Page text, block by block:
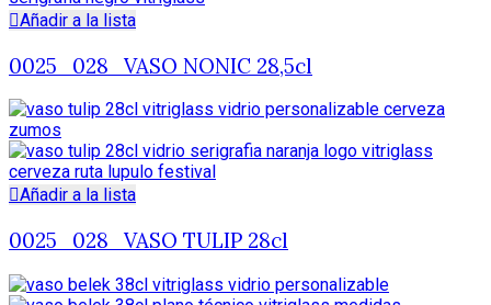
Añadir a la lista
0025_028_VASO NONIC 28,5cl
Añadir a la lista
0025_028_VASO TULIP 28cl